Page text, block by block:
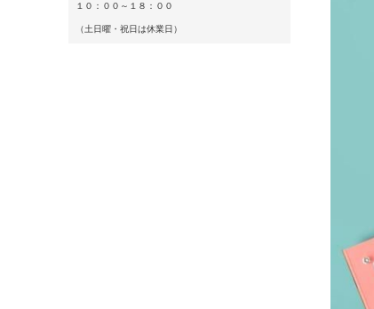
１０：００～１８：００
（土日曜・祝日は休業日）